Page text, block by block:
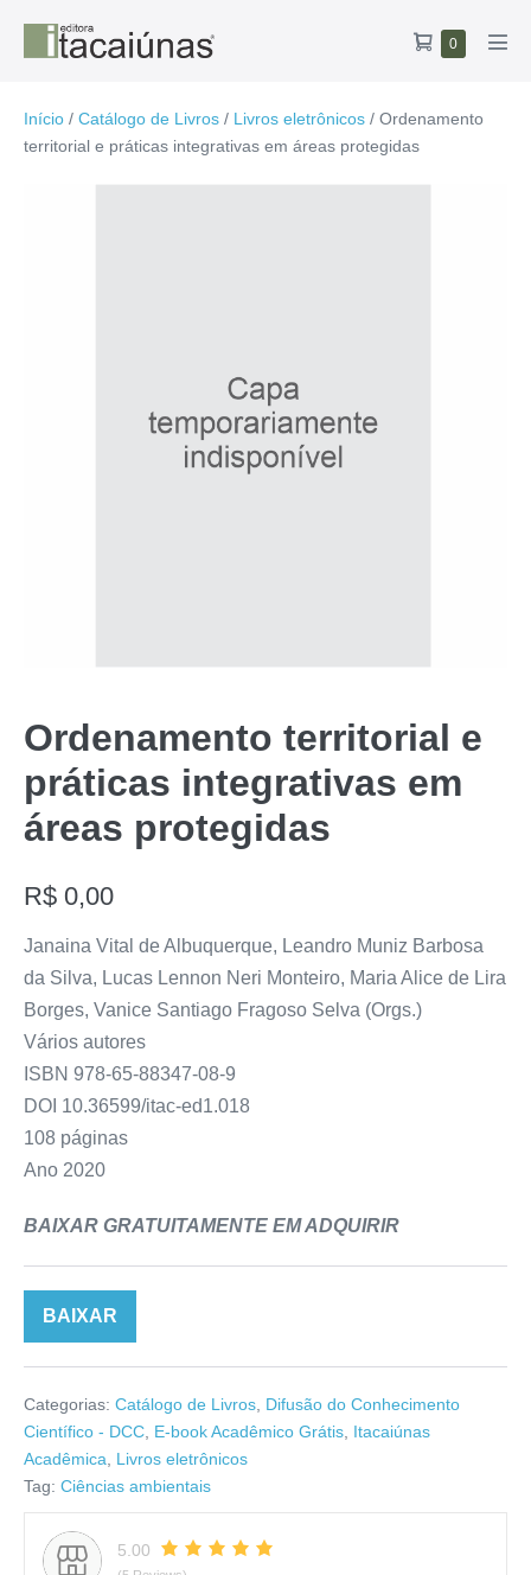
conteúdo
Carrinho
0Itens
Início / Catálogo de Livros / Livros eletrônicos / Ordenamento
territorial e práticas integrativas em áreas protegidas
Ordenamento territorial e
práticas integrativas em
áreas protegidas
R$ 0,00
Janaina Vital de Albuquerque, Leandro Muniz Barbosa
da Silva, Lucas Lennon Neri Monteiro, Maria Alice de Lira
Borges, Vanice Santiago Fragoso Selva (Orgs.)
Vários autores
ISBN 978-65-88347-08-9
DOI 10.36599/itac-ed1.018
108 páginas
Ano 2020
BAIXAR GRATUITAMENTE EM ADQUIRIR
BAIXAR
Categorias: Catálogo de Livros, Difusão do Conhecimento
Científico - DCC, E-book Acadêmico Grátis, Itacaiúnas
Acadêmica, Livros eletrônicos
Tag: Ciências ambientais
5.00